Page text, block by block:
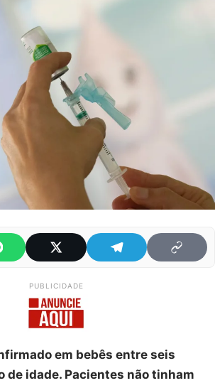
PUBLICIDADE
em bebês entre seis
de idade. Pacientes não tinham